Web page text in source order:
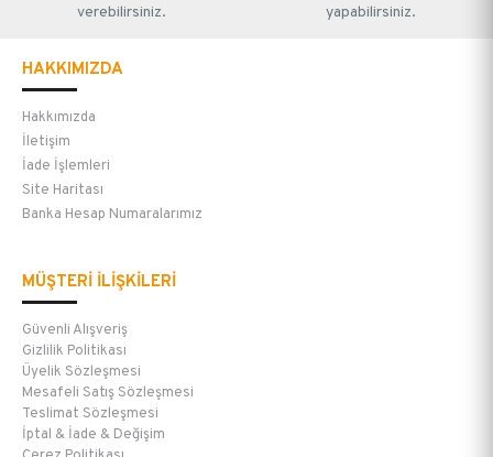
verebilirsiniz.
yapabilirsiniz.
HAKKIMIZDA
Hakkımızda
İletişim
İade İşlemleri
Site Haritası
Banka Hesap Numaralarımız
MÜŞTERİ İLİŞKİLERİ
Güvenli Alışveriş
Gizlilik Politikası
Üyelik Sözleşmesi
Mesafeli Satış Sözleşmesi
Teslimat Sözleşmesi
İptal & İade & Değişim